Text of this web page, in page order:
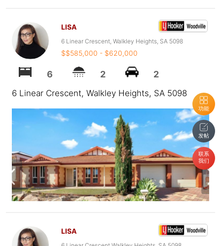
功能
发帖
联系
我们
LISA
6 Linear Crescent, Walkley Heights, SA 5098
$$585,000 - $620,000
6 2 2
6 Linear Crescent, Walkley Heights, SA 5098
LISA